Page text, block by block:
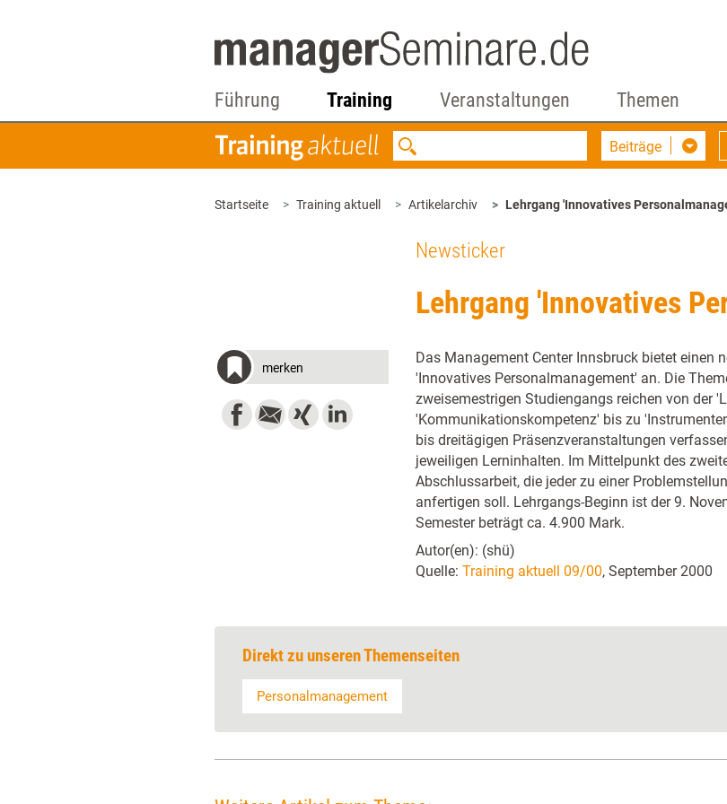
Führung Training Veranstaltungen Themen
Beiträge
Startseite Training aktuell Artikelarchiv Lehrgang 'Innovatives
Newsticker
Lehrgang 'Innovatives
merken
Das Management Center Innsbruck bietet einen
'Innovatives Personalmanagement' an. Die
zweisemestrigen Studiengangs reichen von der
'Kommunikationskompetenz' bis zu
bis dreitägigen Präsenzveranstaltungen
jeweiligen Lerninhalten. Im Mittelpunkt des
Abschlussarbeit, die jeder zu einer
anfertigen soll. Lehrgangs-Beginn ist der 9.
Semester beträgt ca. 4.900 Mark.
Autor(en): (shü)
Quelle: Training aktuell 09/00, September 2000
Direkt zu unseren Themenseiten
Personalmanagement